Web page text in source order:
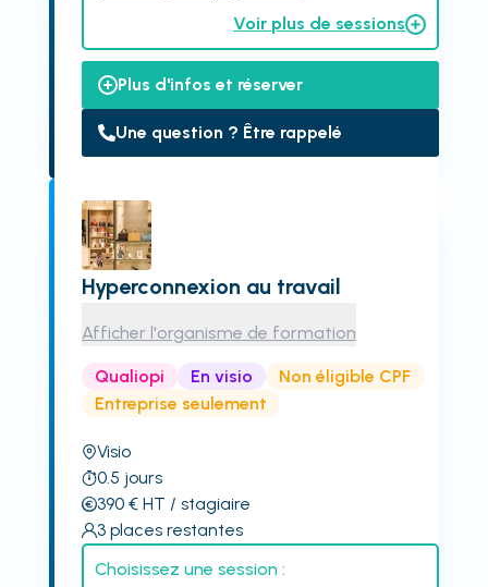
Voir plus de sessions
Plus d'infos et réserver
Une question ? Être rappelé
Hyperconnexion au travail
Afficher l'organisme de formation
Qualiopi En visio
Non éligible CPF
Entreprise seulement
Visio
0.5 jours
390€ HT / stagiaire
3 places restantes
Choisissez une session :